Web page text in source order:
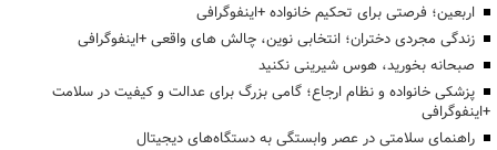
اربعین؛ فرصتی برای تحکیم خانواده +اینفوگرافی
زندگی مجردی دختران؛ انتخابی نوین، چالش های واقعی +اینفوگرافی
صبحانه بخورید، هوس شیرینی نکنید
پزشکی خانواده و نظام ارجاع؛ گامی بزرگ برای عدالت و کیفیت در سلامت
+اینفوگرافی
راهنمای سلامتی در عصر وابستگی به دستگاه‌های دیجیتال